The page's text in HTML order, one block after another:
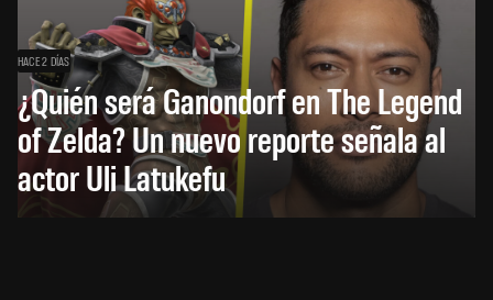
HACE 2 DÍAS
¿Quién será Ganondorf en The Legend
of Zelda? Un nuevo reporte señala al
actor Uli Latukefu